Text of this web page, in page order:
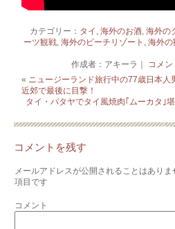
カテゴリー： タイ , 海外のお酒, 海外の
ーツ観戦, 海外のビーチリゾート , 海外の
作成者：アキーラ｜ コメ
« ニュージーランド旅行中の77歳日本人
近郊で最後に目撃！
タイ・パタヤでタイ風焼肉｢ムーカタ｣
コメントを残す
メールアドレスが公開されることはありま
項目です
コメント